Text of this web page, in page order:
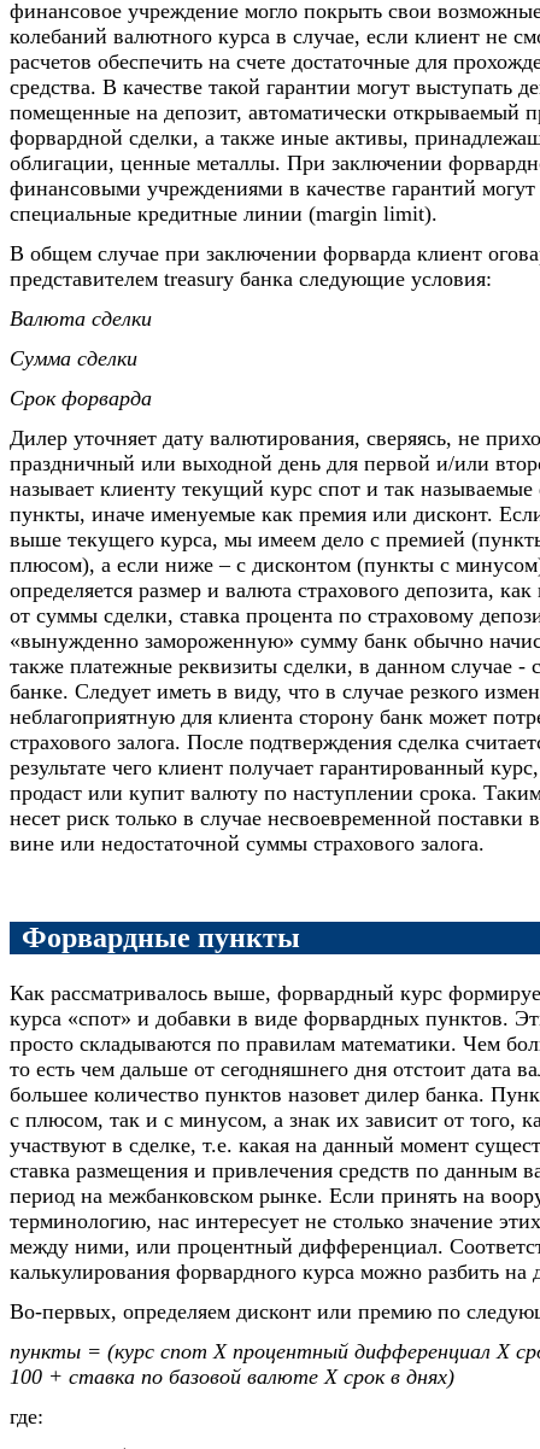
финансовое учреждение могло покрыть свои
колебаний валютного курса в случае, если клиент не
расчетов обеспечить на счете достаточные для
средства. В качестве такой гарантии могут выступать
помещенные на депозит, автоматически открываемый
форвардной сделки, а также иные активы,
облигации, ценные металлы. При заключении
финансовыми учреждениями в качестве гарантий
специальные кредитные линии (margin limit).
В общем случае при заключении форварда клиент
представителем treasury банка следующие условия:
Валюта сделки
Сумма сделки
Срок форварда
Дилер уточняет дату валютирования, сверяясь, не
праздничный или выходной день для первой и/или
называет клиенту текущий курс спот и так
пункты, иначе именуемые как премия или дисконт.
выше текущего курса, мы имеем дело с премией
плюсом), а если ниже – с дисконтом (пункты с
определяется размер и валюта страхового депозита,
от суммы сделки, ставка процента по страховому
«вынужденно замороженную» сумму банк обычно
также платежные реквизиты сделки, в данном случае -
банке. Следует иметь в виду, что в случае резкого
неблагоприятную для клиента сторону банк может
страхового залога. После подтверждения сделка
результате чего клиент получает гарантированный
продаст или купит валюту по наступлении срока.
несет риск только в случае несвоевременной поставки
вине или недостаточной суммы страхового залога.
Форвардные пункты
Как рассматривалось выше, форвардный курс
курса «спот» и добавки в виде форвардных пунктов.
просто складываются по правилам математики. Чем
то есть чем дальше от сегодняшнего дня отстоит дата
большее количество пунктов назовет дилер банка.
с плюсом, так и с минусом, а знак их зависит от того,
участвуют в сделке, т.е. какая на данный момент
ставка размещения и привлечения средств по данным
период на межбанковском рынке. Если принять на
терминологию, нас интересует не столько значение
между ними, или процентный дифференциал.
калькулирования форвардного курса можно разбить на
Во-первых, определяем дисконт или премию по
пункты = (курс спот Х процентный дифференциал Х
100 + ставка по базовой валюте Х срок в днях)
где: